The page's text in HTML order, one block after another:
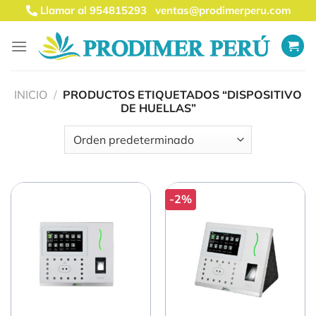
Saltar
al
contenido
Llamar al 954815293ventas@prodimerperu.com
INICIO / PRODUCTOS ETIQUETADOS “DISPOSITIVO
DE HUELLAS”
-2%